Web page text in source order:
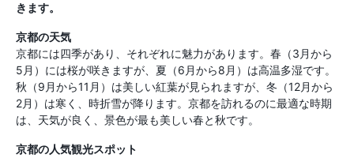
きます。
京都の天気
京都には四季があり、それぞれに魅力があります。春（3月から
5月）には桜が咲きますが、夏（6月から8月）は高温多湿です。
秋（9月から11月）は美しい紅葉が見られますが、冬（12月から
2月）は寒く、時折雪が降ります。京都を訪れるのに最適な時期
は、天気が良く、景色が最も美しい春と秋です。
京都の人気観光スポット